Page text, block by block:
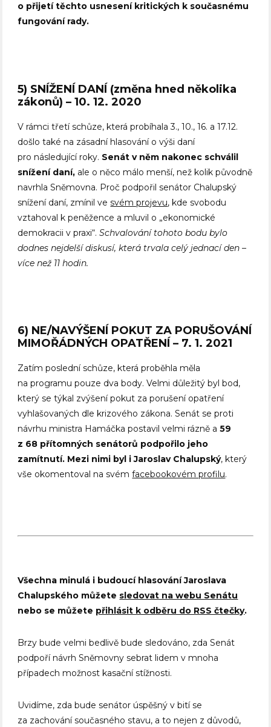
o přijetí těchto usnesení kritických k současnému
fungování rady.
5) SNÍŽENÍ DANÍ (změna hned několika
zákonů) – 10. 12. 2020
V rámci třetí schůze, která probíhala 3., 10., 16. a 17.12.
došlo také na zásadní hlasování o výši daní
pro následující roky. Senát v něm nakonec schválil
snížení daní, ale o něco málo menší, než kolik původně
navrhla Sněmovna. Proč podpořil senátor Chalupský
snížení daní, zmínil vesvém projevu, kde svobodu
vztahoval k peněžence a mluvil o „ekonomické
demokracii v praxi“.Schvalování tohoto bodu bylo
dodnes nejdelší diskusí, která trvala celý jednací den –
více než 11 hodin.
6) NE/NAVÝŠENÍ POKUT ZA PORUŠOVÁNÍ
MIMOŘÁDNÝCH OPATŘENÍ – 7. 1. 2021
Zatím poslední schůze, která proběhla měla
na programu pouze dva body. Velmi důležitý byl bod,
který se týkal zvýšení pokut za porušení opatření
vyhlašovaných dle krizového zákona. Senát se proti
návrhu ministra Hamáčka postavil velmi rázně a59
z 68 přítomných senátorů podpořilo jeho
zamítnutí. Mezi nimi byl i Jaroslav Chalupský, který
vše okomentoval na svémfacebookovém profilu.
Všechna minulá i budoucí hlasování Jaroslava
Chalupského můžete sledovat na webu Senátu
nebo se můžete přihlásit k odběru do RSS čtečky.
Brzy bude velmi bedlivě bude sledováno, zda Senát
podpoří návrh Sněmovny sebrat lidem v mnoha
případech možnost kasační stížnosti.
Uvidíme, zda bude senátor úspěšný v bití se
za zachování současného stavu, a to nejen z důvodů,